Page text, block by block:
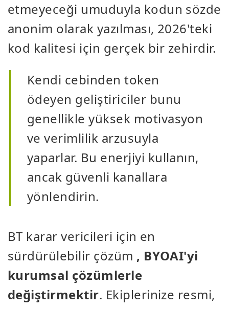
etmeyeceği umuduyla kodun sözde
anonim olarak yazılması, 2026'teki
kod kalitesi için gerçek bir zehirdir.
Kendi cebinden token
ödeyen geliştiriciler bunu
genellikle yüksek motivasyon
ve verimlilik arzusuyla
yaparlar. Bu enerjiyi kullanın,
ancak güvenli kanallara
yönlendirin.
BT karar vericileri için en
sürdürülebilir çözüm , BYOAI'yi
kurumsal çözümlerle
değiştirmektir. Ekiplerinize resmi,